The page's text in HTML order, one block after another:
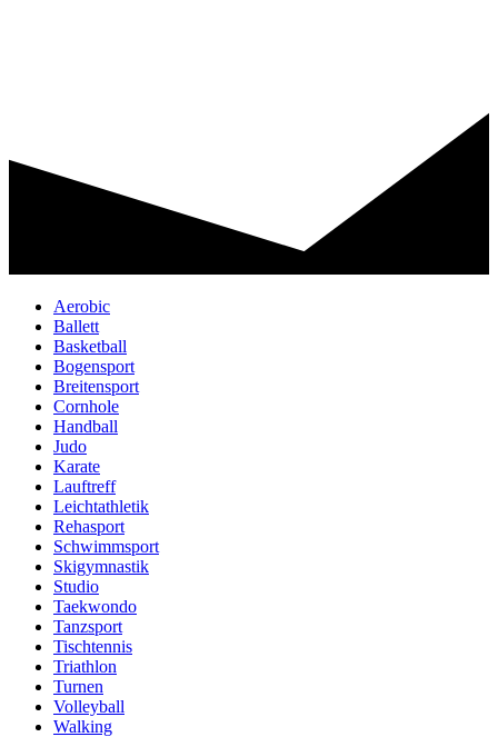
Aerobic
Ballett
Basketball
Bogensport
Breitensport
Cornhole
Handball
Judo
Karate
Lauftreff
Leichtathletik
Rehasport
Schwimmsport
Skigymnastik
Studio
Taekwondo
Tanzsport
Tischtennis
Triathlon
Turnen
Volleyball
Walking